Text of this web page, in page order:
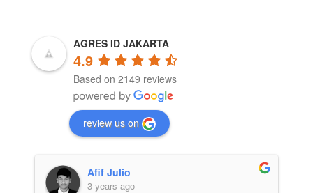
AGRES ID JAKARTA
4.9
Based on 2149 reviews
review us on
Afif Julio
3 years ago